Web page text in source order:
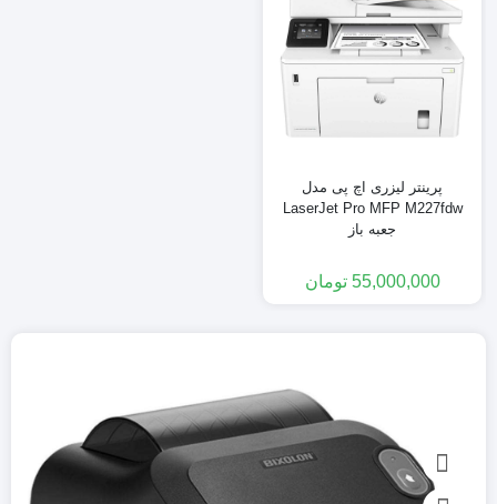
پرینتر لیزری اچ پی مدل
LaserJet Pro MFP M227fdw
جعبه باز
55,000,000 تومان